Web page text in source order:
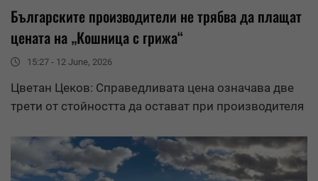
Българските производители не трябва да плащат
цената на „Кошница с грижа“
15:27 - 12 June, 2026
Цветан Цеков: Справедливата цена означава две
трети от стойността да остават при производителя